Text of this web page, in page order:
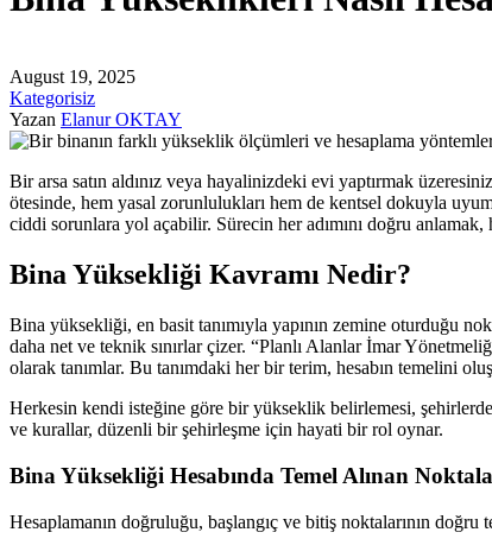
August 19, 2025
Kategorisiz
Yazan Elanur OKTAY
Bir arsa satın aldınız veya hayalinizdeki evi yaptırmak
ötesinde, hem yasal zorunlulukları hem de kentsel dokuyla
ciddi sorunlara yol açabilir. Sürecin her adımını doğru
Bina Yüksekliği Kavramı Nedir?
Bina yüksekliği, en basit tanımıyla yapının zemine oturduğu
daha net ve teknik sınırlar çizer. “Planlı Alanlar İmar
olarak tanımlar. Bu tanımdaki her bir terim, hesabın temelini
Herkesin kendi isteğine göre bir yükseklik belirlemesi, şehirlerde
ve kurallar, düzenli bir şehirleşme için hayati bir rol oynar.
Bina Yüksekliği Hesabında Temel Alınan
Hesaplamanın doğruluğu, başlangıç ve bitiş noktalarının doğru